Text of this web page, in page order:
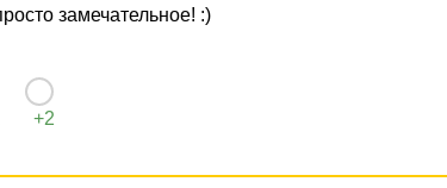
замечательное! :)
+2